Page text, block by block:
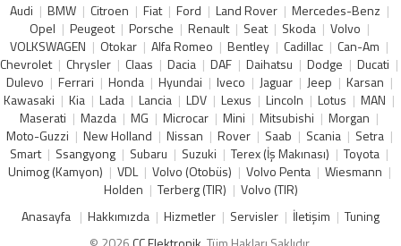
Audi BMW Citroen Fiat Ford Land Rover
Mercedes-Benz
Opel
Peugeot Porsche Renault Seat Skoda
Volvo
VOLKSWAGEN
Otokar Alfa Romeo Bentley Cadillac
Can-Am
Chevrolet
Chrysler Claas Dacia DAF Daihatsu Dodge
Ducati
Dulevo
Ferrari Honda Hyundai Iveco Jaguar Jeep
Karsan
Kawasaki
Kia Lada Lancia LDV Lexus Lincoln Lotus
MAN
Maserati
Mazda MG Microcar Mini Mitsubishi
Morgan
Moto-Guzzi
New Holland Nissan Rover Saab Scania
Setra
Smart
Ssangyong Subaru Suzuki Terex (İş Makınası)
Toyota
Unimog (Kamyon)
VDL Volvo (Otobüs) Volvo Penta
Wiesmann
Holden
Terberg (TIR)
Volvo (TIR)
Anasayfa
Hakkımızda Hizmetler Servisler İletişim
Tuning